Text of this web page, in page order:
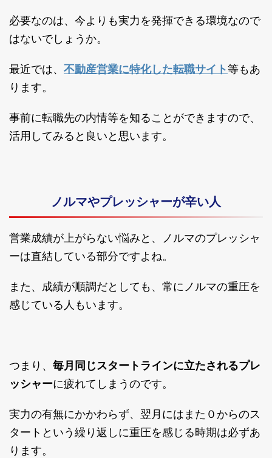
必要なのは、今よりも実力を発揮できる環境なので
はないでしょうか。
最近では、 不動産営業に特化した転職サイト等もあ
ります。
事前に転職先の内情等を知ることができますので、
活用してみると良いと思います。
ノルマやプレッシャーが辛い人
営業成績が上がらない悩みと、ノルマのプレッシャ
ーは直結している部分ですよね。
また、成績が順調だとしても、常にノルマの重圧を
感じている人もいます。
つまり、 毎月同じスタートラインに立たされるプレ
ッシャーに疲れてしまうのです。
実力の有無にかかわらず、翌月にはまた０からのス
タートという繰り返しに重圧を感じる時期は必ずあ
ります。